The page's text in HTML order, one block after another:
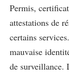
Permis,
attestations de
certains
mauvaise
de surveillance.